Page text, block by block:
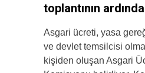
toplantının
Asgari ücreti, yasa
ve devlet temsilcisi
kişiden oluşan Asgari